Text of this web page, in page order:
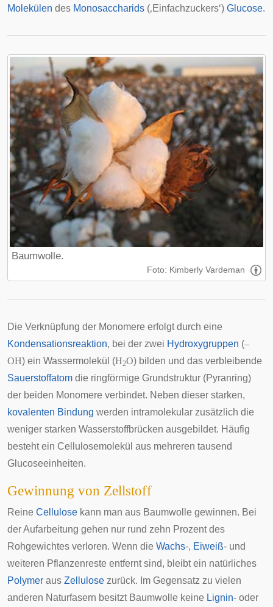
Molekülen des Monosaccharids (‚Einfachzuckers‘) Glucose.
Baumwolle.
Foto: Kimberly Vardeman
Die Verknüpfung der Monomere erfolgt durch eine
Kondensationsreaktion, bei der zwei Hydroxygruppen (–
OH) ein Wassermolekül (H2O) bilden und das verbleibende
Sauerstoffatom die ringförmige Grundstruktur (Pyranring)
der beiden Monomere verbindet. Neben dieser starken,
kovalenten Bindung werden intramolekular zusätzlich die
weniger starken Wasserstoffbrücken ausgebildet. Häufig
besteht ein Cellulosemolekül aus mehreren tausend
Glucoseeinheiten.
Gewinnung von Zellstoff
Reine Cellulose kann man aus Baumwolle gewinnen. Bei
der Aufarbeitung gehen nur rund zehn Prozent des
Rohgewichtes verloren. Wenn die Wachs-, Eiweiß- und
weiteren Pflanzenreste entfernt sind, bleibt ein natürliches
Polymer aus Zellulose zurück. Im Gegensatz zu vielen
anderen Naturfasern besitzt Baumwolle keine Lignin- oder